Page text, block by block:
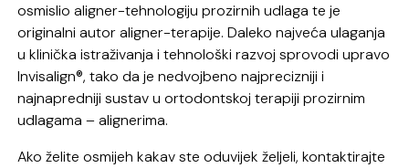
osmislio aligner-tehnologiju prozirnih udlaga te je
originalni autor aligner-terapije. Daleko najveća ulaganja
u klinička istraživanja i tehnološki razvoj sprovodi upravo
Invisalign®, tako da je nedvojbeno najprecizniji i
najnapredniji sustav u ortodontskoj terapiji prozirnim
udlagama – alignerima.
Ako želite osmijeh kakav ste oduvijek željeli, kontaktirajte